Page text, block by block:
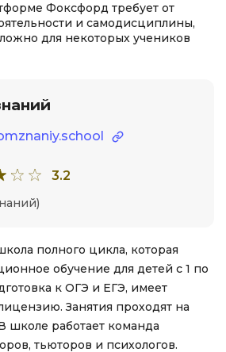
Фоксфорд требует от
и самодисциплины,
для некоторых учеников
3.2
полного цикла, которая
обучение для детей с 1 по
к ОГЭ и ЕГЭ, имеет
Занятия проходят на
школе работает команда
тьюторов и психологов.